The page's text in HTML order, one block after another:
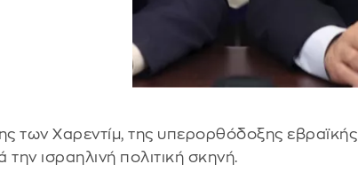
των Χαρεντίμ, της υπερορθόδοξης εβραϊκής
την ισραηλινή πολιτική σκηνή.